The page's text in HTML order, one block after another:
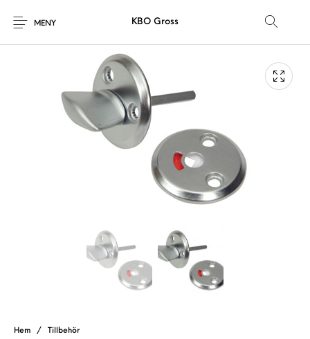
MENY KBO Gross
Hem / Tillbehör